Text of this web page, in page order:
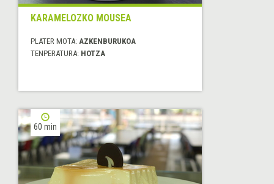
KARAMELOZKO MOUSEA
PLATER MOTA: AZKENBURUKOA
TENPERATURA: HOTZA
60 min